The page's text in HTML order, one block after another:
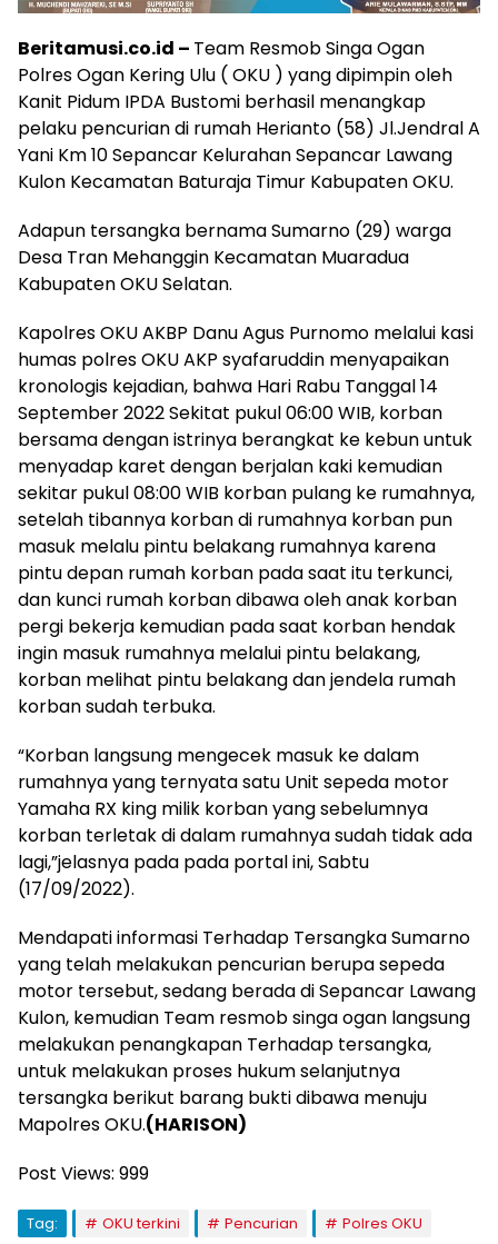
Beritamusi.co.id – Team Resmob Singa Ogan
Polres Ogan Kering Ulu ( OKU ) yang dipimpin oleh
Kanit Pidum IPDA Bustomi berhasil menangkap
pelaku pencurian di rumah Herianto (58) Jl.Jendral A
Yani Km 10 Sepancar Kelurahan Sepancar Lawang
Kulon Kecamatan Baturaja Timur Kabupaten OKU.
Adapun tersangka bernama Sumarno (29) warga
Desa Tran Mehanggin Kecamatan Muaradua
Kabupaten OKU Selatan.
Kapolres OKU AKBP Danu Agus Purnomo melalui kasi
humas polres OKU AKP syafaruddin menyapaikan
kronologis kejadian, bahwa Hari Rabu Tanggal 14
September 2022 Sekitat pukul 06:00 WIB, korban
bersama dengan istrinya berangkat ke kebun untuk
menyadap karet dengan berjalan kaki kemudian
sekitar pukul 08:00 WIB korban pulang ke rumahnya,
setelah tibannya korban di rumahnya korban pun
masuk melalu pintu belakang rumahnya karena
pintu depan rumah korban pada saat itu terkunci,
dan kunci rumah korban dibawa oleh anak korban
pergi bekerja kemudian pada saat korban hendak
ingin masuk rumahnya melalui pintu belakang,
korban melihat pintu belakang dan jendela rumah
korban sudah terbuka.
“Korban langsung mengecek masuk ke dalam
rumahnya yang ternyata satu Unit sepeda motor
Yamaha RX king milik korban yang sebelumnya
korban terletak di dalam rumahnya sudah tidak ada
lagi,”jelasnya pada pada portal ini, Sabtu
(17/09/2022).
Mendapati informasi Terhadap Tersangka Sumarno
yang telah melakukan pencurian berupa sepeda
motor tersebut, sedang berada di Sepancar Lawang
Kulon, kemudian Team resmob singa ogan langsung
melakukan penangkapan Terhadap tersangka,
untuk melakukan proses hukum selanjutnya
tersangka berikut barang bukti dibawa menuju
Mapolres OKU.(HARISON)
Post Views: 999
Tag: OKU terkini Pencurian Polres OKU